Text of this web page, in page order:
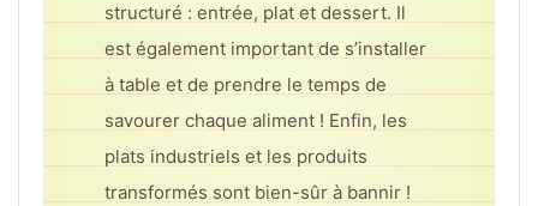
structuré : entrée, plat et dessert. Il
est également important de s’installer
à table et de prendre le temps de
savourer chaque aliment ! Enfin, les
plats industriels et les produits
transformés sont bien-sûr à bannir !